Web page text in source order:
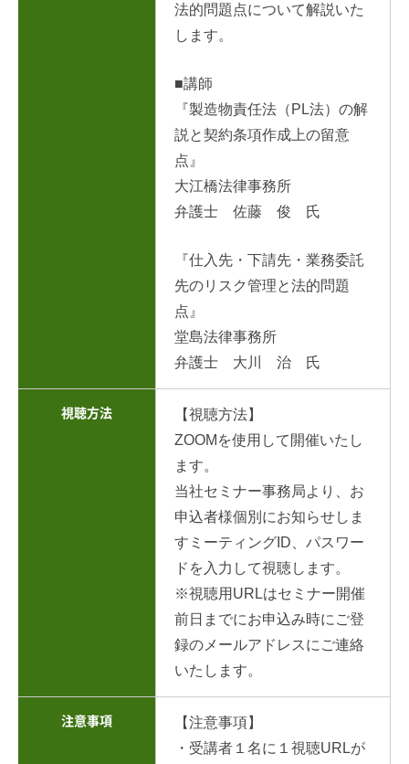
法的問題点について解説いた
します。
■講師
『製造物責任法（PL法）の解
説と契約条項作成上の留意
点』
大江橋法律事務所
弁護士 佐藤 俊 氏
『仕入先・下請先・業務委託
先のリスク管理と法的問題
点』
堂島法律事務所
弁護士 大川 治 氏
視聴方法
【視聴方法】
ZOOMを使用して開催いたし
ます。
当社セミナー事務局より、お
申込者様個別にお知らせしま
すミーティングID、パスワー
ドを入力して視聴します。
※視聴用URLはセミナー開催
前日までにお申込み時にご登
録のメールアドレスにご連絡
いたします。
注意事項
【注意事項】
・受講者１名に１視聴URLが